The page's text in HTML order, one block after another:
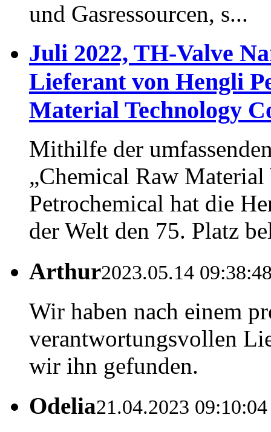
und Gasressourcen, s...
Juli 2022, TH-Valve
Lieferant von Hengli
Material Technology
Mithilfe der
„Chemical Raw
Petrochemical hat die
der Welt den 75. Platz
Arthur2023.05.14
Wir haben nach einem
verantwortungsvollen
wir ihn gefunden.
Odelia21.04.2023 09:10:04